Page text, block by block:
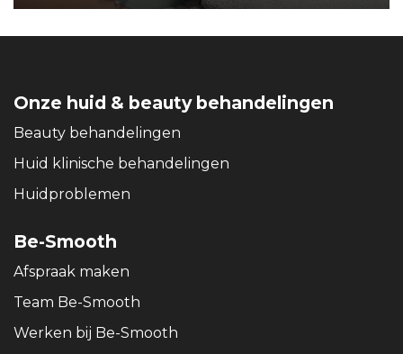
Onze huid & beauty behandelingen
Beauty behandelingen
Huid klinische behandelingen
Huidproblemen
Be-Smooth
Afspraak maken
Team Be-Smooth
Werken bij Be-Smooth